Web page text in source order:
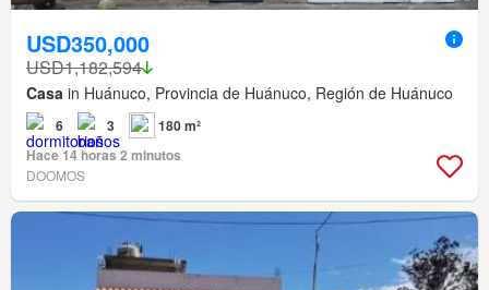
USD350,000
USD1,182,594
Casa in Huánuco, Provincia de Huánuco, Región de Huánuco
6 3
180 m²
Hace 14 horas 2 minutos
DOOMOS